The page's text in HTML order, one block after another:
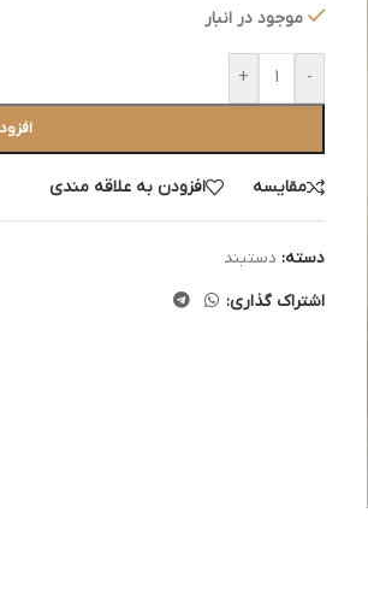
موجود در انبار
-
+
مقایسه افزودن به علاقه مندی
دسته: دستبند
اشتراک گذاری: